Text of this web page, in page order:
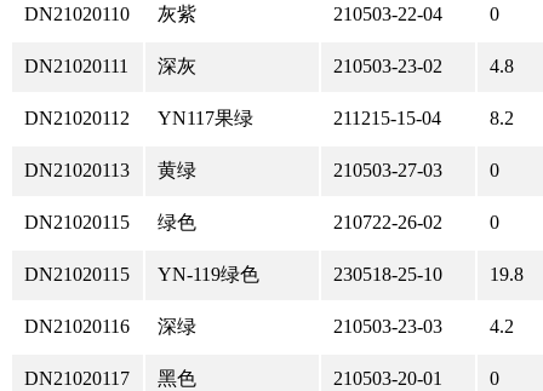
DN21020110 灰紫 210503-22-04 0
DN21020111 深灰 210503-23-02 4.8
DN21020112 YN117果绿 211215-15-04 8.2
DN21020113 黄绿 210503-27-03 0
DN21020115 绿色 210722-26-02 0
DN21020115 YN-119绿色 230518-25-10 19.8
DN21020116 深绿 210503-23-03 4.2
DN21020117 黑色 210503-20-01 0